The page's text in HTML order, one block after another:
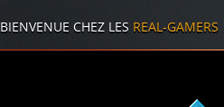
BIENVENUE CHEZ LES REAL-GAMERS